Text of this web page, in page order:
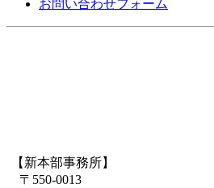
お問い合わせフォーム
【新本部事務所】
〒550-0013